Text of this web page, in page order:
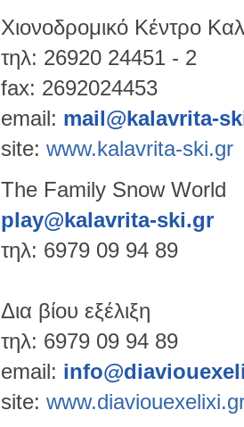
Χιονοδρομικό Κέντρο
τηλ: 26920 24451 - 2
fax: 2692024453
email: mail@kalavrita-
site: www.kalavrita-ski.gr
The Family Snow World
play@kalavrita-ski.gr
τηλ: 6979 09 94 89
Δια βίου εξέλιξη
τηλ: 6979 09 94 89
email:
site: